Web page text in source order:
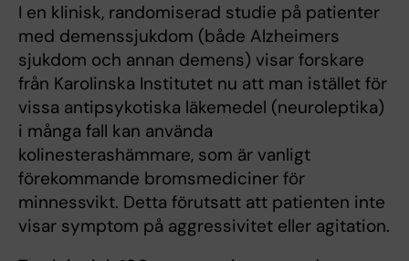
I en klinisk, randomiserad studie på patienter
med demenssjukdom (både Alzheimers
sjukdom och annan demens) visar forskare
från Karolinska Institutet nu att man istället för
vissa antipsykotiska läkemedel (neuroleptika)
i många fall kan använda
kolinesterashämmare, som är vanligt
förekommande bromsmediciner för
minnessvikt. Detta förutsatt att patienten inte
visar symptom på aggressivitet eller agitation.